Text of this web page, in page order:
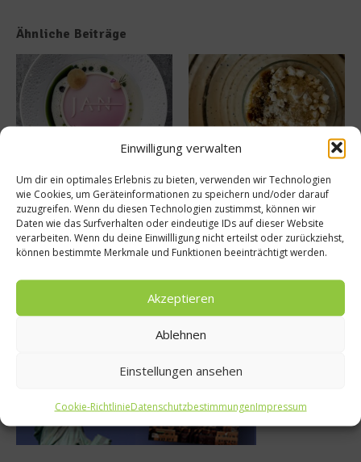
Einwilligung verwalten
Um dir ein optimales Erlebnis zu bieten, verwenden wir Technologien
wie Cookies, um Geräteinformationen zu speichern und/oder darauf
zuzugreifen. Wenn du diesen Technologien zustimmst, können wir
Daten wie das Surfverhalten oder eindeutige IDs auf dieser Website
verarbeiten. Wenn du deine Einwillligung nicht erteilst oder zurückziehst,
können bestimmte Merkmale und Funktionen beeinträchtigt werden.
Akzeptieren
Ablehnen
Einstellungen ansehen
Cookie-RichtlinieDatenschutzbestimmungenImpressum
Ähnliche Beiträge
Tellersülze – Ein Rezept von
Spitzenkoch Jan Hartwig-
14. März 2026
Süße Erinnerung an Teneriffa:
Das Rezept für Polvito
Uruguayo
9. Juli 2025
Buchtipp